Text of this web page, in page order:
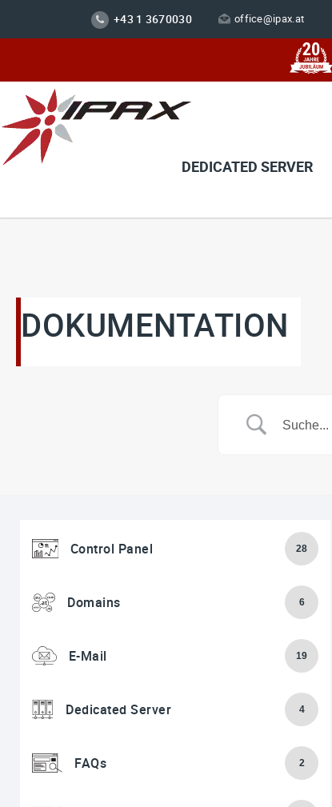
+43 1 3670030 office@ipax.at
DEDICATED SERVER
DOKUMENTATION
Control Panel 28
Domains 6
E-Mail 19
Dedicated Server 4
FAQs 2